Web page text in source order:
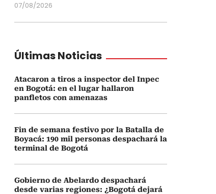
07/08/2026
Últimas Noticias
Atacaron a tiros a inspector del Inpec
en Bogotá: en el lugar hallaron
panfletos con amenazas
Fin de semana festivo por la Batalla de
Boyacá: 190 mil personas despachará la
terminal de Bogotá
Gobierno de Abelardo despachará
desde varias regiones: ¿Bogotá dejará